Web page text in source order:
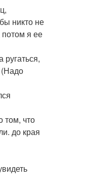
никто не
я ее
(Надо
том, что
до края